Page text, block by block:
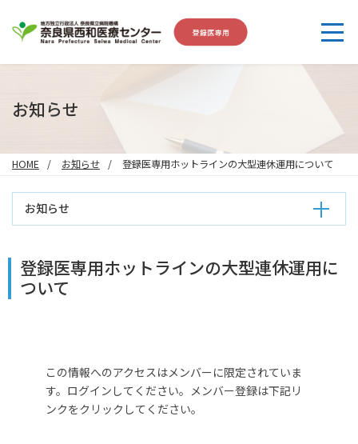
お知らせ
HOME お知らせ 登録医専用ホットラインの大型連休運用について
お知らせ
登録医専用ホットラインの大型連休運用に
ついて
この情報へのアクセスはメンバーに限定されていま
す。ログインしてください。メンバー登録は下記リ
ンクをクリックしてください。